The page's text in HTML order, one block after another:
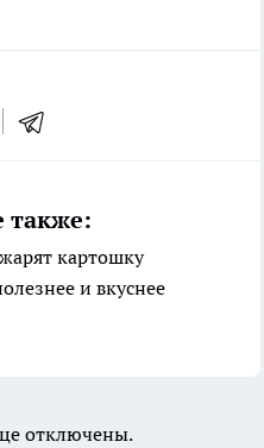
также:
картошку
и вкуснее
отключены.